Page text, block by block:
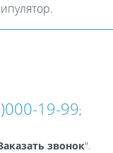
19-99;
звонок".